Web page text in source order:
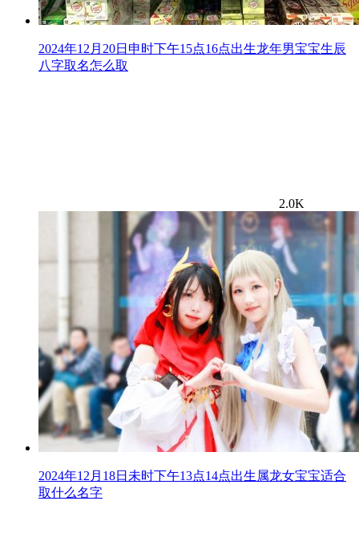
2024年12月20日申时下午15点16点出生龙年男宝宝生辰
八字取名怎么取
2.0K
2024年12月18日未时下午13点14点出生属龙女宝宝适合
取什么名字